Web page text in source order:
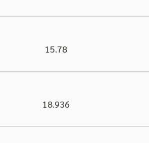
15.78
18.936